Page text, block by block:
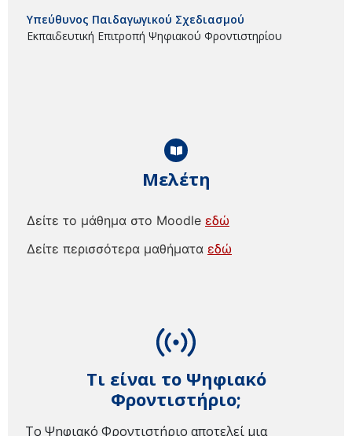
Τι είναι το Ψηφιακό
Φροντιστήριο;
Το Ψηφιακό Φροντιστήριο αποτελεί μια
Μελέτη
Δείτε το μάθημα στο Moodle εδώ
Δείτε περισσότερα μαθήματα εδώ
Υπεύθυνος Παιδαγωγικού Σχεδιασμού
Εκπαιδευτική Επιτροπή Ψηφιακού Φροντιστηρίου